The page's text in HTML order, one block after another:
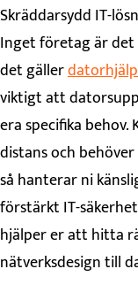
Skräddarsydd IT-
Inget företag är
det gäller
viktigt att
era specifika behov.
distans och
så hanterar ni
förstärkt IT-
hjälper er att hitta
nätverksdesign till